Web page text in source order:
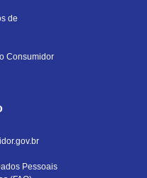
de
Consumidor
Pessoais